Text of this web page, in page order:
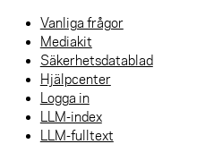
Vanliga frågor
Mediakit
Säkerhetsdatablad
Hjälpcenter
Logga in
LLM-index
LLM-fulltext